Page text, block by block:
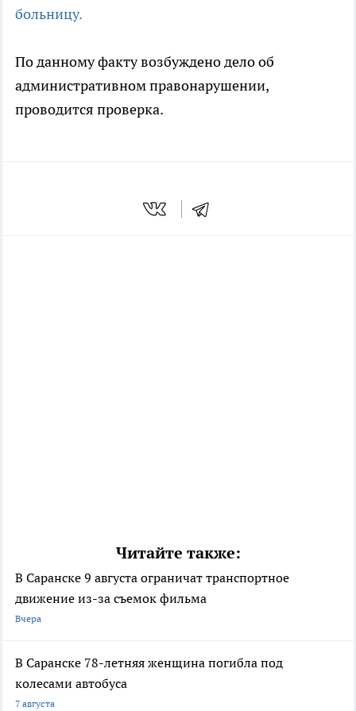
больницу.
По данному факту возбуждено дело об
административном правонарушении,
проводится проверка.
Читайте также:
В Саранске 9 августа ограничат транспортное
движение из-за съемок фильма
Вчера
В Саранске 78-летняя женщина погибла под
колесами автобуса
7 августа